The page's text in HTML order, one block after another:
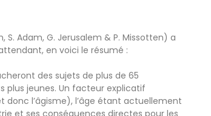
Adam, G. Jerusalem & P. Missotten) a
en voici le résumé :
des sujets de plus de 65
plus jeunes. Un facteur explicatif
donc l’âgisme), l’âge étant actuellement
et ses conséquences directes pour les